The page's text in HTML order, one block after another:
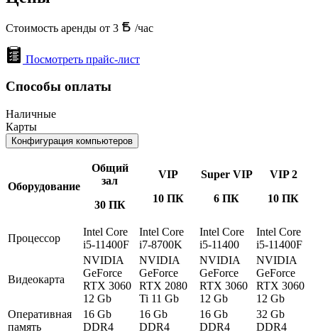
Стоимость аренды от 3 /час
Посмотреть прайс-лист
Способы оплаты
Наличные
Карты
Конфигурация компьютеров
Оборудование
Общий
зал
30 ПК
VIP
10 ПК
Super VIP
6 ПК
VIP 2
10 ПК
Процессор
Intel Core
i5-11400F
Intel Core
i7-8700K
Intel Core
i5-11400
Intel Core
i5-11400F
Видеокарта
NVIDIA
GeForce
RTX 3060
12 Gb
NVIDIA
GeForce
RTX 2080
Ti 11 Gb
NVIDIA
GeForce
RTX 3060
12 Gb
NVIDIA
GeForce
RTX 3060
12 Gb
Оперативная
память
16 Gb
DDR4
16 Gb
DDR4
16 Gb
DDR4
32 Gb
DDR4